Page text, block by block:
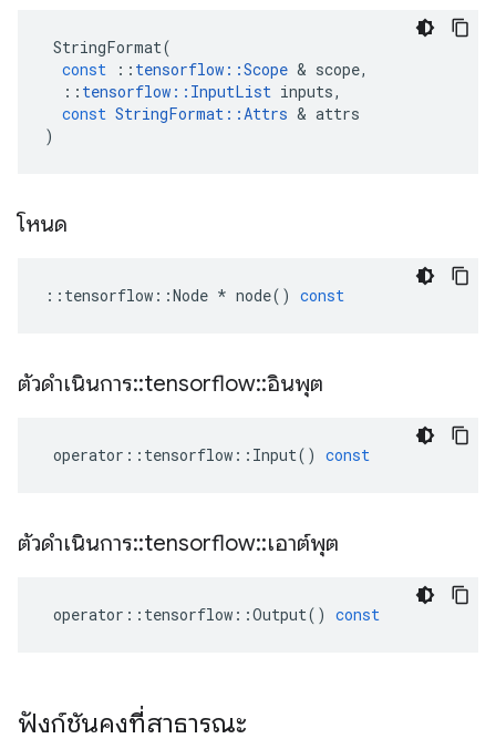
StringFormat(
const
:: tensorflow ::Scope & scope,
:: tensorflow :: InputList inputs,
const StringFormat ::Attrs & attrs
)
โหนด
:: tensorflow ::Node * node() const
ตัวดำเนินการ::tensorflow::อินพุต
operator :: tensorflow :: Input() const
ตัวดำเนินการ::tensorflow::เอาต์พุต
operator :: tensorflow ::Output() const
ฟังก์ชันคงที่สาธารณะ